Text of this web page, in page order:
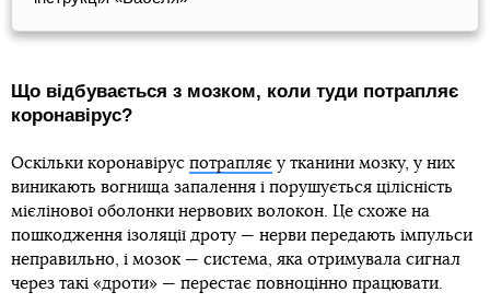
Що відбувається з мозком, коли туди потрапляє
коронавірус?
Оскільки коронавірус потрапляє у тканини мозку, у них
виникають вогнища запалення і порушується цілісність
мієлінової оболонки нервових волокон. Це схоже на
пошкодження ізоляції дроту — нерви передають імпульси
неправильно, і мозок — система, яка отримувала сигнал
через такі «дроти» — перестає повноцінно працювати.